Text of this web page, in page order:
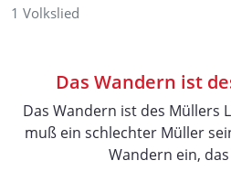
1 Volkslied
Das Wandern ist
Das Wandern ist des Müllers
muß ein schlechter Müller
Wandern ein,